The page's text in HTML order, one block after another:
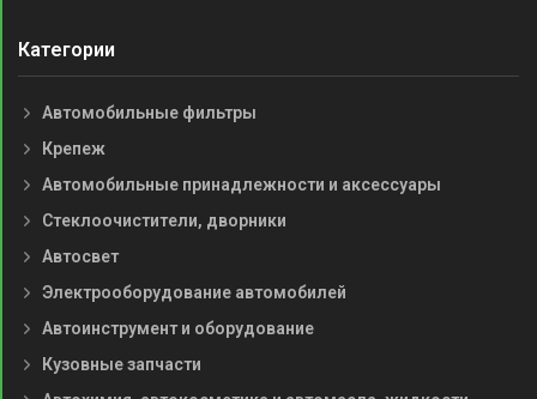
Категории
Автомобильные фильтры
Крепеж
Автомобильные принадлежности и аксессуары
Стеклоочистители, дворники
Автосвет
Электрооборудование автомобилей
Автоинструмент и оборудование
Кузовные запчасти